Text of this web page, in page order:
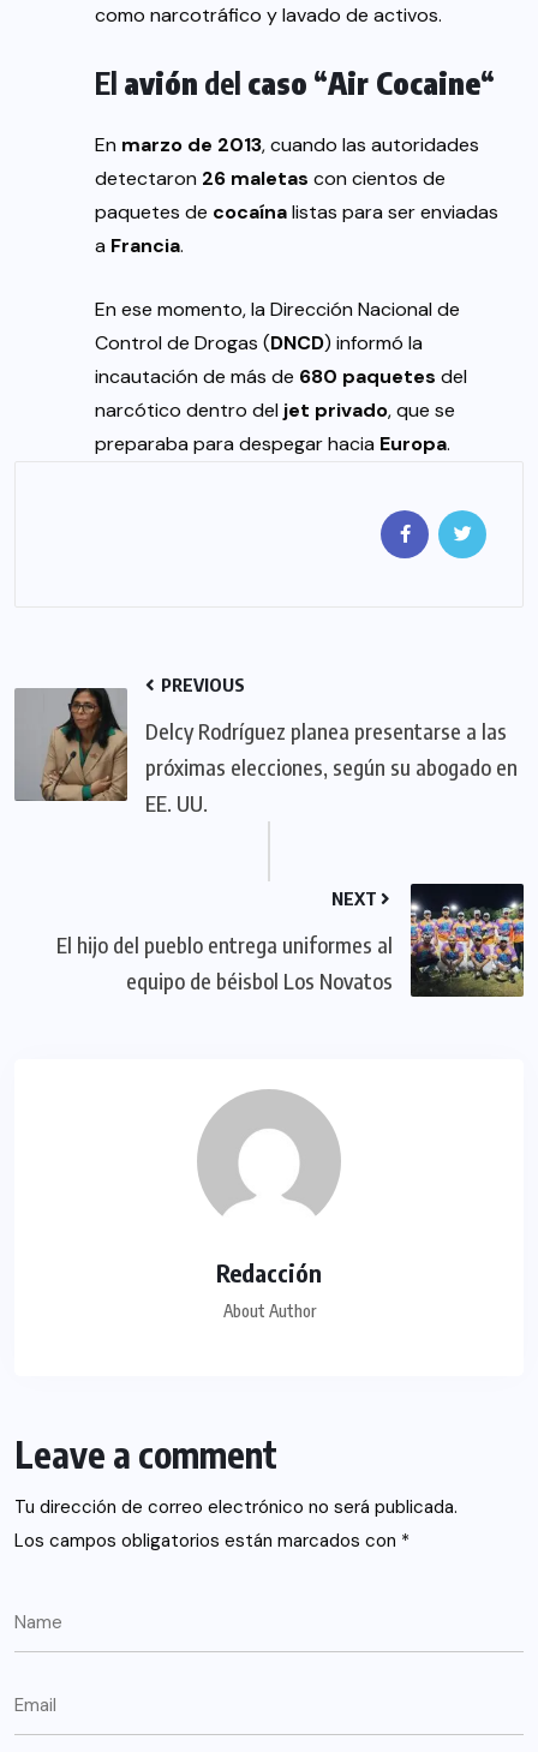
como narcotráfico y lavado de activos.
El avión del caso “Air Cocaine“
En marzo de 2013, cuando las autoridades
detectaron 26 maletas con cientos de
paquetes de cocaínalistas para ser enviadas
a Francia.
En ese momento, la Dirección Nacional de
Control de Drogas (DNCD) informó la
incautación de más de 680 paquetes del
narcótico dentro del jet privado, que se
preparaba para despegar hacia Europa.
PREVIOUS
Delcy Rodríguez planea presentarse a las
próximas elecciones, según su abogado en
EE. UU.
NEXT
El hijo del pueblo entrega uniformes al
equipo de béisbol Los Novatos
Redacción
About Author
Leave a comment
Tu dirección de correo electrónico no será publicada.
Los campos obligatorios están marcados con *